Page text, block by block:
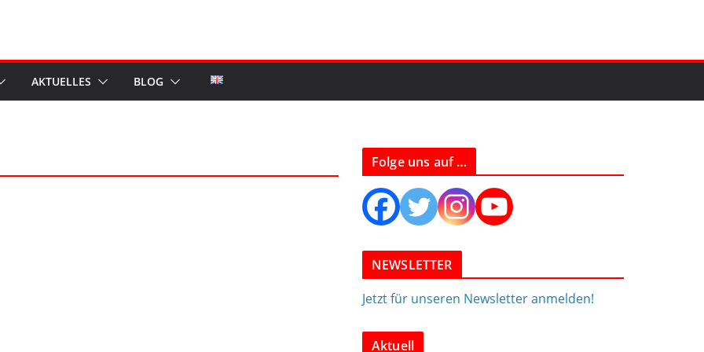
AKTUELLES BLOG
Folge uns auf …
NEWSLETTER
Jetzt für unseren Newsletter anmelden!
Aktuell